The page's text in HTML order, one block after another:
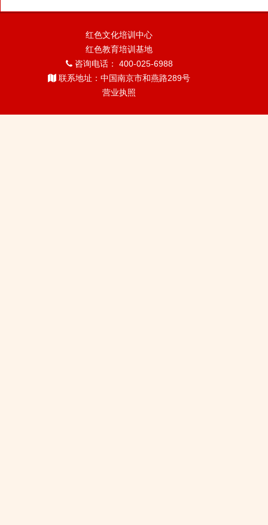
红色文化培训中心
红色教育培训基地
咨询电话： 400-025-6988
联系地址：中国南京市和燕路289号
营业执照